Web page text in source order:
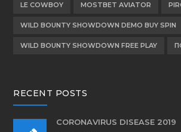
LE COWBOY MOSTBET AVIATOR
WILD BOUNTY SHOWDOWN DEMO BUY SPIN
WILD BOUNTY SHOWDOWN FREE PLAY
RECENT POSTS
CORONAVIRUS DISEASE 2019